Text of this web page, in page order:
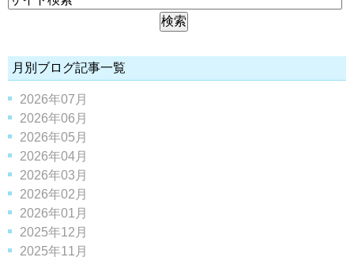
月別ブログ記事一覧
2026年07月
2026年06月
2026年05月
2026年04月
2026年03月
2026年02月
2026年01月
2025年12月
2025年11月